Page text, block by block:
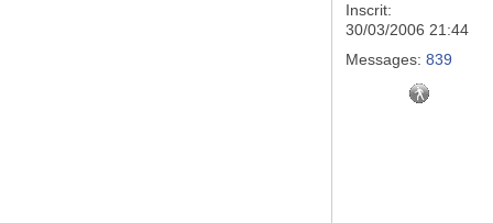
Inscrit:
30/03/2006 21:44
Messages: 839